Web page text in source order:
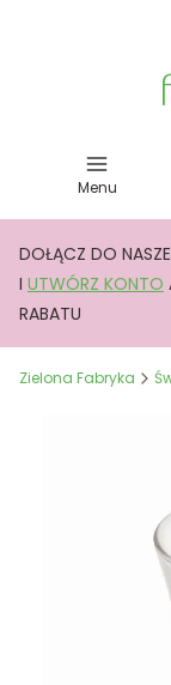
Menu
DOŁĄCZ DO
I UTWÓRZ KONTO
RABATU
Zielona Fabryka